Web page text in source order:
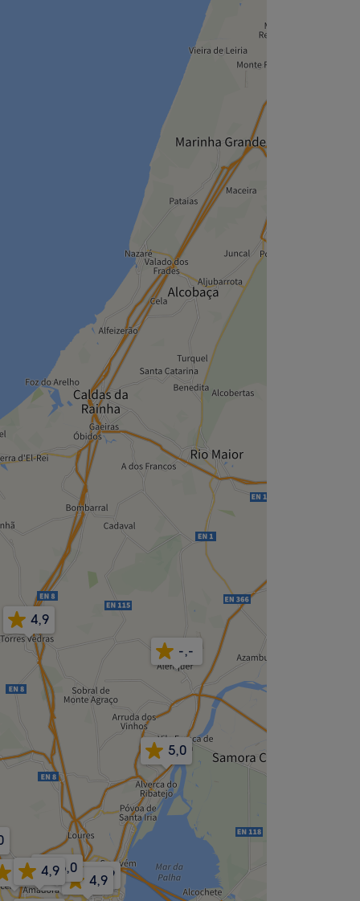
4,9
5,0
4,9 4,9
4,9
4,9
5,0
4,9
-,-